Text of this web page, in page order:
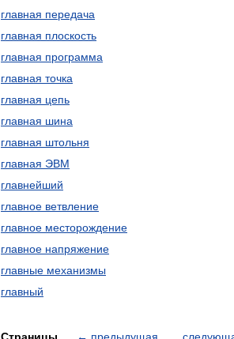
главная передача
главная плоскость
главная программа
главная точка
главная цепь
главная шина
главная штольня
главная ЭВМ
главнейший
главное ветвление
главное месторождение
главное напряжение
главные механизмы
главный